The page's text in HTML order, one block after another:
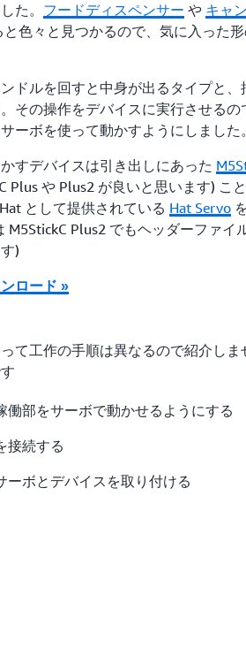
た。 フードディスペンサー や キャ
と色々と見つかるので、気に入った
ドルを回すと中身が出るタイプと、
その操作をデバイスに実行させるの
ーボを使って動かすようにしました。
すデバイスは引き出しにあった
Plus や Plus2 が良いと思います) こと
として提供されている Hat Servo
M5StickC Plus2 でもヘッダーファイ
)
ロード »
て工作の手順は異なるので紹介しま
働部をサーボで動かせるようにする
接続する
ーボとデバイスを取り付ける